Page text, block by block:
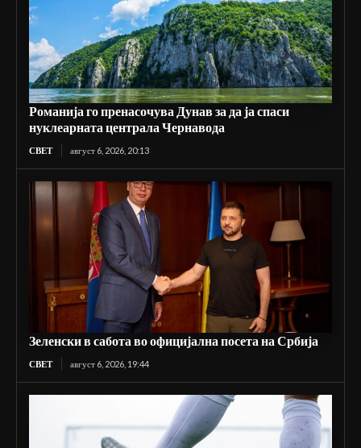
Романија го пренасочува Дунав за да ја спаси
нуклеарната централа Чернавода
СВЕТ август 6, 2026, 20:13
Зеленски в сабота во официјална посета на Србија
СВЕТ август 6, 2026, 19:44